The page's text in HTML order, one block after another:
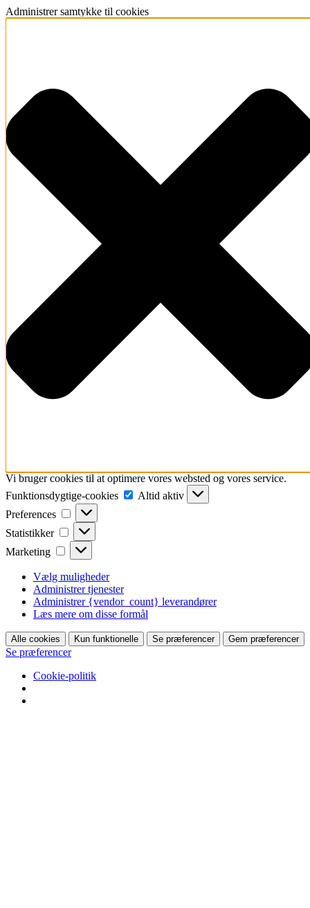
Administrer samtykke til cookies
Vi bruger cookies til at optimere vores websted og vores service.
Funktionsdygtige-cookies
Funktionsdygtige-
cookies
Altid aktiv
Preferences
Preferences
Statistikker Statistikker
Marketing Marketing
Vælg muligheder
Administrer tjenester
Administrer {vendor_count} leverandører
Læs mere om disse formål
Alle cookies Kun funktionelle Se præferencer Gem præferencer
Se præferencer
Cookie-politik